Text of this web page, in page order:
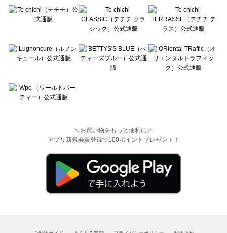
＼お買い物をもっと便利に／
アプリ新規会員登録で100ポイントプレゼント！